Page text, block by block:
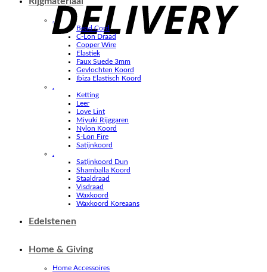
.
Bead Cord
C-Lon Draad
Copper Wire
Elastiek
Faux Suede 3mm
Gevlochten Koord
Ibiza Elastisch Koord
.
Ketting
Leer
Love Lint
Miyuki Rijggaren
Nylon Koord
S-Lon Fire
Satijnkoord
.
Satijnkoord Dun
Shamballa Koord
Staaldraad
Visdraad
Waxkoord
Waxkoord Koreaans
Edelstenen
Home & Giving
Home Accessoires